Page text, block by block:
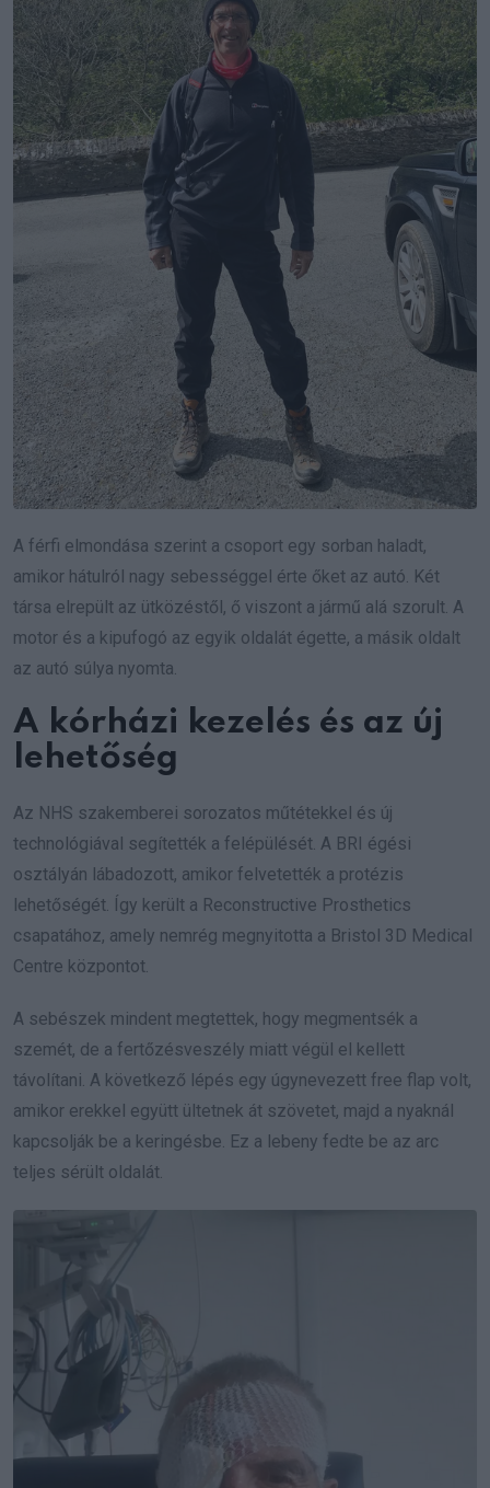
A férfi elmondása szerint a csoport egy sorban haladt,
amikor hátulról nagy sebességgel érte őket az autó. Két
társa elrepült az ütközéstől, ő viszont a jármű alá szorult. A
motor és a kipufogó az egyik oldalát égette, a másik oldalt
az autó súlya nyomta.
A kórházi kezelés és az új
lehetőség
Az NHS szakemberei sorozatos műtétekkel és új
technológiával segítették a felépülését. A BRI égési
osztályán lábadozott, amikor felvetették a protézis
lehetőségét. Így került a Reconstructive Prosthetics
csapatához, amely nemrég megnyitotta a Bristol 3D Medical
Centre központot.
A sebészek mindent megtettek, hogy megmentsék a
szemét, de a fertőzésveszély miatt végül el kellett
távolítani. A következő lépés egy úgynevezett free flap volt,
amikor erekkel együtt ültetnek át szövetet, majd a nyaknál
kapcsolják be a keringésbe. Ez a lebeny fedte be az arc
teljes sérült oldalát.